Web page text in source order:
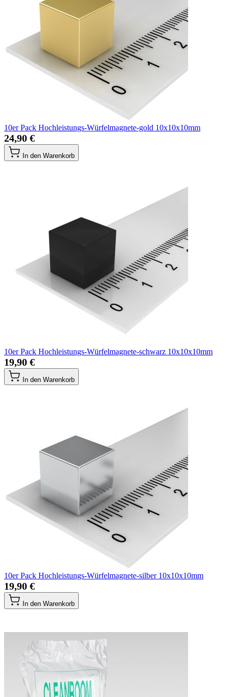
10er Pack Hochleistungs-Würfelmagnete-gold 10x10x10mm
24,90 €
In den Warenkorb
10er Pack Hochleistungs-Würfelmagnete-schwarz 10x10x10mm
19,90 €
In den Warenkorb
10er Pack Hochleistungs-Würfelmagnete-silber 10x10x10mm
19,90 €
In den Warenkorb